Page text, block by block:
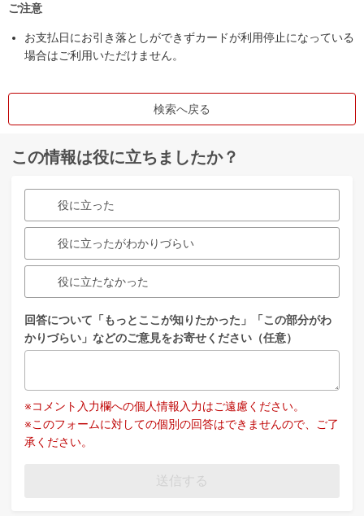
ご注意
お支払日にお引き落としができずカードが利用停止になっている
場合はご利用いただけません。
検索へ戻る
この情報は役に立ちましたか？
役に立った
役に立ったがわかりづらい
役に立たなかった
回答について「もっとここが知りたかった」「この部分がわ
かりづらい」などのご意見をお寄せください（任意）
※コメント入力欄への個人情報入力はご遠慮ください。
※このフォームに対しての個別の回答はできませんので、ご了
承ください。
送信する